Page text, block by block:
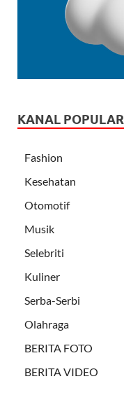
KANAL POPULAR
Fashion
Kesehatan
Otomotif
Musik
Selebriti
Kuliner
Serba-Serbi
Olahraga
BERITA FOTO
BERITA VIDEO